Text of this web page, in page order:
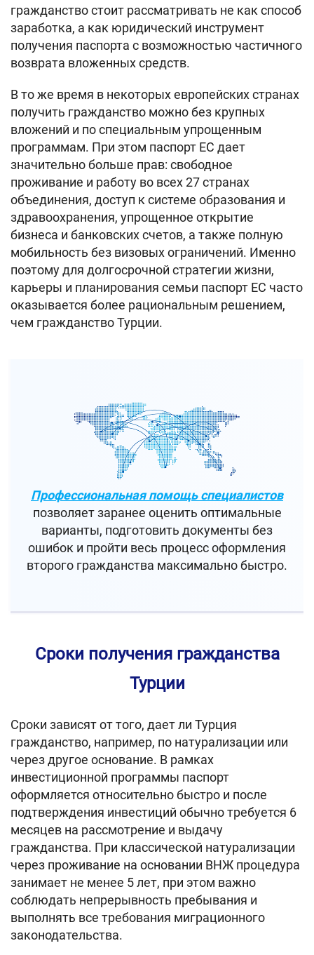
гражданство стоит рассматривать не как способ
заработка, а как юридический инструмент
получения паспорта с возможностью частичного
возврата вложенных средств.
В то же время в некоторых европейских странах
получить гражданство можно без крупных
вложений и по специальным упрощенным
программам. При этом паспорт ЕС дает
значительно больше прав: свободное
проживание и работу во всех 27 странах
объединения, доступ к системе образования и
здравоохранения, упрощенное открытие
бизнеса и банковских счетов, а также полную
мобильность без визовых ограничений. Именно
поэтому для долгосрочной стратегии жизни,
карьеры и планирования семьи паспорт ЕС часто
оказывается более рациональным решением,
чем гражданство Турции.
Профессиональная помощь специалистов
позволяет заранее оценить оптимальные
варианты, подготовить документы без
ошибок и пройти весь процесс оформления
второго гражданства максимально быстро.
Сроки получения гражданства
Турции
Сроки зависят от того, дает ли Турция
гражданство, например, по натурализации или
через другое основание. В рамках
инвестиционной программы паспорт
оформляется относительно быстро и после
подтверждения инвестиций обычно требуется 6
месяцев на рассмотрение и выдачу
гражданства. При классической натурализации
через проживание на основании ВНЖ процедура
занимает не менее 5 лет, при этом важно
соблюдать непрерывность пребывания и
выполнять все требования миграционного
законодательства.